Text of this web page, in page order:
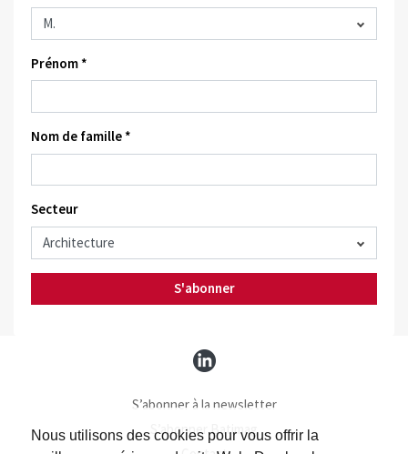
Nous utilisons des cookies pour vous offrir la
Prénom *
Nom de famille *
Secteur
S'abonner
S’abonner à la newsletter
S’abonner Batimag